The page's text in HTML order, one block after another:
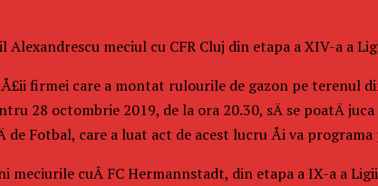
Alexandrescu meciul cu CFR Cluj din etapa a XIV-a a
firmei care a montat rulourile de gazon pe terenul
28 octombrie 2019, de la ora 20.30, sÄ se poatÄ
Fotbal, care a luat act de acest lucru Åi va programa
meciurile cuÂ FC Hermannstadt, din etapa a IX-a a